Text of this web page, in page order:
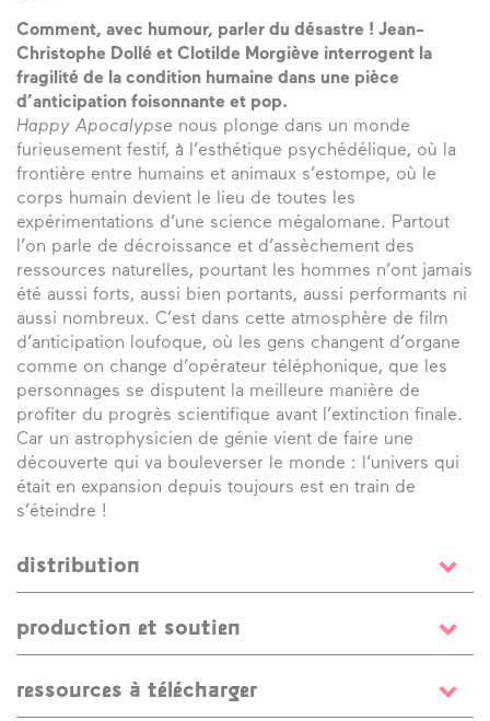
Comment, avec humour, parler du désastre ! Jean-
Christophe Dollé et Clotilde Morgiève interrogent la
fragilité de la condition humaine dans une pièce
d’anticipation foisonnante et pop.
Happy Apocalypse nous plonge dans un monde
furieusement festif, à l’esthétique psychédélique, où la
frontière entre humains et animaux s’estompe, où le
corps humain devient le lieu de toutes les
expérimentations d’une science mégalomane. Partout
l’on parle de décroissance et d’assèchement des
ressources naturelles, pourtant les hommes n’ont jamais
été aussi forts, aussi bien portants, aussi performants ni
aussi nombreux. C’est dans cette atmosphère de film
d’anticipation loufoque, où les gens changent d’organe
comme on change d’opérateur téléphonique, que les
personnages se disputent la meilleure manière de
profiter du progrès scientifique avant l’extinction finale.
Car un astrophysicien de génie vient de faire une
découverte qui va bouleverser le monde : l’univers qui
était en expansion depuis toujours est en train de
s’éteindre !
distribution
Christophe Dollé/ dramaturgie et mise en scène
Clotilde Morgiève/ interprètesJean-Christophe Dollé,
Sol Espeche, Yann de Monterno
/ musiciens
production et soutien
conventionnée Art en Territoire de Nevers ; Le Carré –
ressources à télécharger